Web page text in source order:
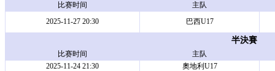
比赛时间
主队
2025-11-27 20:30
巴西U17
半決賽
比赛时间
主队
2025-11-24 21:30
奧地利U17